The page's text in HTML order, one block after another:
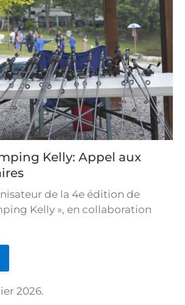
Kelly: Appel aux
de la 4e édition de
Kelly », en collaboration
2026.